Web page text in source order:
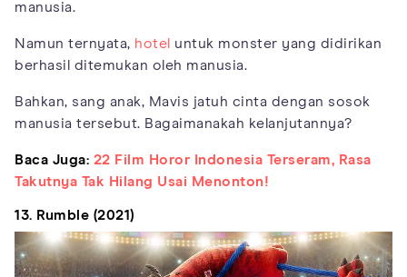
manusia.
Namun ternyata, hotel untuk monster yang didirikan
berhasil ditemukan oleh manusia.
Bahkan, sang anak, Mavis jatuh cinta dengan sosok
manusia tersebut. Bagaimanakah kelanjutannya?
Baca Juga: 22 Film Horor Indonesia Terseram, Rasa
Takutnya Tak Hilang Usai Menonton!
13. Rumble (2021)